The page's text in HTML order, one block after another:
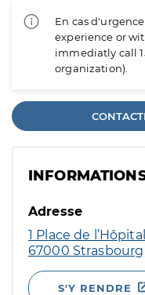
En cas
experience or
immediatly call
organization).
Adresse
1 Place de
67000 Strasbourg
S'Y RENDRE